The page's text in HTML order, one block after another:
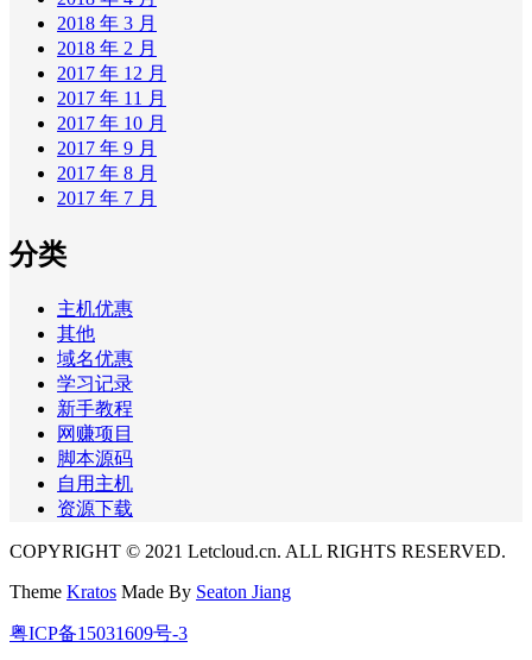
2018 年 3 月
2018 年 2 月
2017 年 12 月
2017 年 11 月
2017 年 10 月
2017 年 9 月
2017 年 8 月
2017 年 7 月
分类
主机优惠
其他
域名优惠
学习记录
新手教程
网赚项目
脚本源码
自用主机
资源下载
COPYRIGHT © 2021 Letcloud.cn. ALL RIGHTS RESERVED.
Theme Kratos Made By Seaton Jiang
粤ICP备15031609号-3